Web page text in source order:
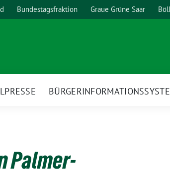
Bundestagsfraktion Graue Grüne Saar
Palmer-